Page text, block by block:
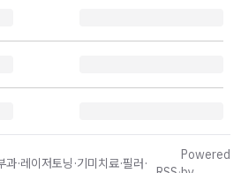
·레이저토닝·기미치료·필러·
Powered